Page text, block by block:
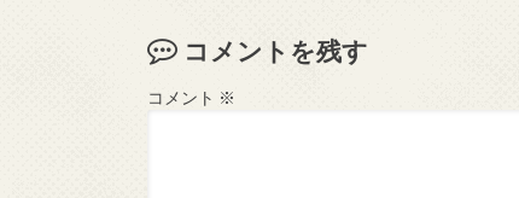
コメントを残す
コメント ※